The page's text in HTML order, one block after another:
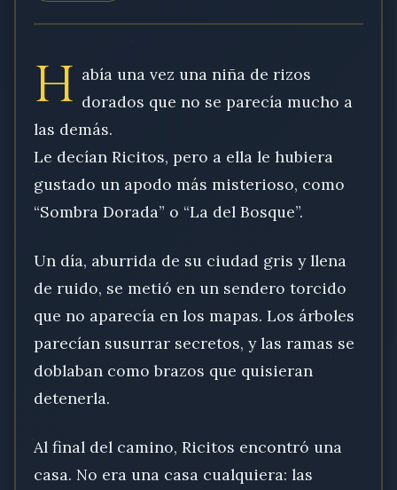
H abía una vez una niña de rizos
dorados que no se parecía mucho a
las demás.
Le decían Ricitos, pero a ella le hubiera
gustado un apodo más misterioso, como
“Sombra Dorada” o “La del Bosque”.
Un día, aburrida de su ciudad gris y llena
de ruido, se metió en un sendero torcido
que no aparecía en los mapas. Los árboles
parecían susurrar secretos, y las ramas se
doblaban como brazos que quisieran
detenerla.
Al final del camino, Ricitos encontró una
casa. No era una casa cualquiera: las